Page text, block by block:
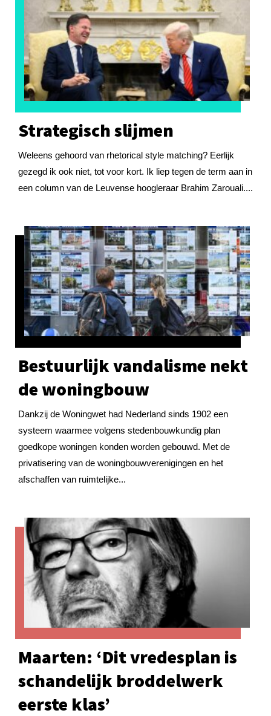
Strategisch slijmen
Weleens gehoord van rhetorical style matching? Eerlijk
gezegd ik ook niet, tot voor kort. Ik liep tegen de term aan in
een column van de Leuvense hoogleraar Brahim Zarouali....
Bestuurlijk vandalisme nekt
de woningbouw
Dankzij de Woningwet had Nederland sinds 1902 een
systeem waarmee volgens stedenbouwkundig plan
goedkope woningen konden worden gebouwd. Met de
privatisering van de woningbouwverenigingen en het
afschaffen van ruimtelijke...
Maarten: ‘Dit vredesplan is
schandelijk broddelwerk
eerste klas’